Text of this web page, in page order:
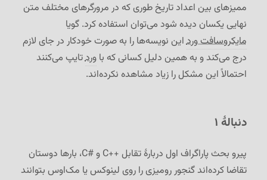
ممیزهای بین اعداد تاریخ طوری که در مرورگرهای مختلف متن
نهایی یکسان دیده شود می‌توان استفاده کرد. گویا
مایکروسافت ورداین نویسه‌ها را به صورت خودکار در جای لازم
درج می‌کند و به همین دلیل کسانی که باوردتایپ می‌کنند
احتمالاً این مشکل را زیاد مشاهده نکرده‌اند.
دنبالهٔ ۱
پیرو بحث پاراگراف اول دربارهٔ تقابل C++‎ و C#‎، بارها دوستان
تقاضا کرده‌اند گنجور رومیزی را روی لینوکس یا مک‌اوس بتوانند